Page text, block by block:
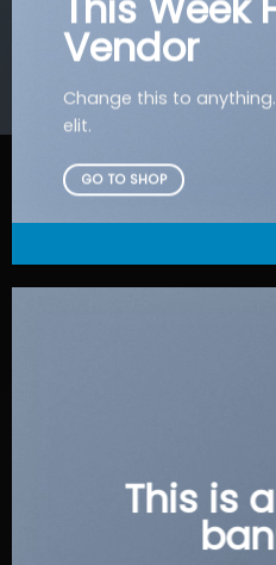
Vendor
Change this to
elit.
GO TO SHOP
This is